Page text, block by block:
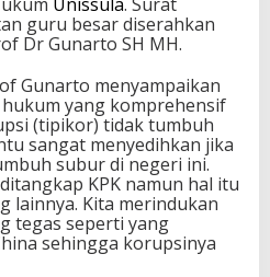
guru besar diserahkan
Dr Gunarto SH MH.
Gunarto menyampaikan
yang komprehensif
(tipikor) tidak tumbuh
sangat menyedihkan jika
subur di negeri ini.
KPK namun hal itu
lainnya. Kita merindukan
tegas seperti yang
sehingga korupsinya